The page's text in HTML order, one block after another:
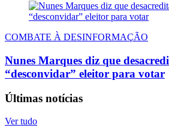
COMBATE À DESINFORMAÇÃO
Nunes Marques diz que
“desconvidar” eleitor para votar
Últimas notícias
Ver tudo